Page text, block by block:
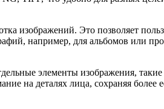
изображений. Это позволяет
например, для альбомов или
элементы изображения,
на деталях лица, сохраняя